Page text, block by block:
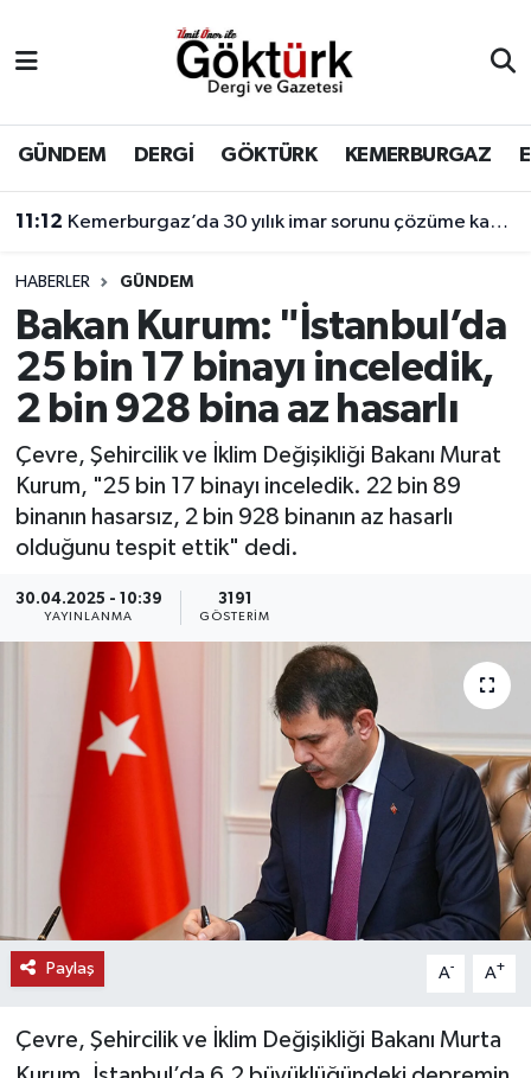
GÜNDEM DERGİ GÖKTÜRK KEMERBURGAZ
11:12 Kemerburgaz’da 30 yılık imar sorunu çözüme kavuşuyor
HABERLER GÜNDEM
Bakan Kurum: "İstanbul’da
25 bin 17 binayı inceledik,
2 bin 928 bina az hasarlı
Çevre, Şehircilik ve İklim Değişikliği Bakanı Murat
Kurum, "25 bin 17 binayı inceledik. 22 bin 89
binanın hasarsız, 2 bin 928 binanın az hasarlı
olduğunu tespit ettik" dedi.
30.04.2025 - 10:39
YAYINLANMA
3191
GÖSTERIM
Paylaş A- A+
Çevre, Şehircilik ve İklim Değişikliği Bakanı Murta
BİLİM
DERGİ
DÜNYA
EĞİTİM
EKONOMİ
GÖKTÜRK
GÜNDEM
MAGAZİN
ÖZEL HABER
SAĞLIK
TEKNOLOJİ
YAŞAM
Eyüpsultan Hava Durumu
Eyüpsultan Trafik Yoğunluk Haritası
Süper Lig Puan Durumu ve Fikstür
Tüm Manşetler
Son Dakika Haberleri
Haber Arşivi